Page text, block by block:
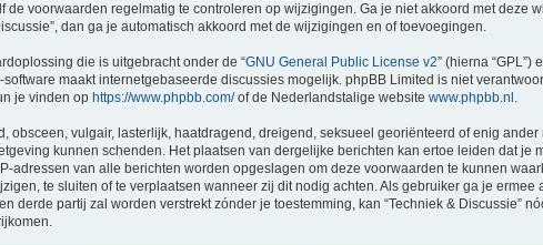
de voorwaarden regelmatig te controleren op wijzigingen. Ga je niet akkoord met deze
dan ga je automatisch akkoord met de wijzigingen en of toevoegingen.
die is uitgebracht onder de “GNU General Public License v2” (hierna
software maakt internetgebaseerde discussies mogelijk. phpBB Limited is niet
je vinden op https://www.phpbb.com/of de Nederlandstalige website www.phpbb.nl .
obsceen, vulgair, lasterlijk, haatdragend, dreigend, seksueel georiënteerd of enig
kunnen schenden. Het plaatsen van dergelijke berichten kan ertoe leiden dat
adressen van alle berichten worden opgeslagen om deze voorwaarden te kunnen
te sluiten of te verplaatsen wanneer zij dit nodig achten. Als gebruiker ga je
derde partij zal worden verstrekt zónder je toestemming, kan “Techniek & Discussie”